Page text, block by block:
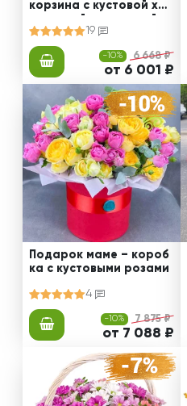
корзина с кустовой хри
19
-10% 6 668 ₽
от 6 001 ₽
Подарок маме – короб
ка с кустовыми розами
4
-10% 7 875 ₽
от 7 088 ₽